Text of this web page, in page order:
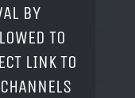
BY
TO
LINK TO